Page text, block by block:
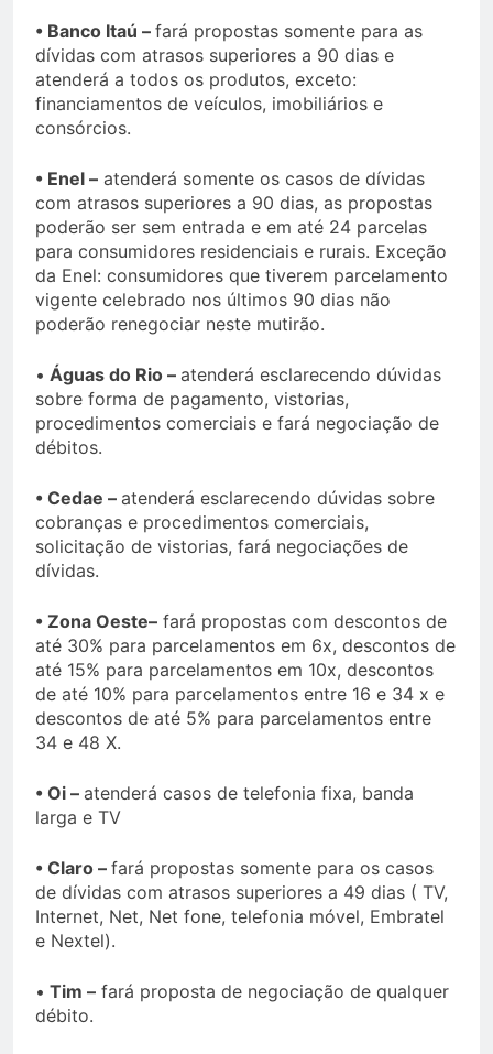
• Banco Itaú – fará propostas somente para as
dívidas com atrasos superiores a 90 dias e
atenderá a todos os produtos, exceto:
financiamentos de veículos, imobiliários e
consórcios.
• Enel – atenderá somente os casos de dívidas
com atrasos superiores a 90 dias, as propostas
poderão ser sem entrada e em até 24 parcelas
para consumidores residenciais e rurais. Exceção
da Enel: consumidores que tiverem parcelamento
vigente celebrado nos últimos 90 dias não
poderão renegociar neste mutirão.
• Águas do Rio – atenderá esclarecendo dúvidas
sobre forma de pagamento, vistorias,
procedimentos comerciais e fará negociação de
débitos.
• Cedae – atenderá esclarecendo dúvidas sobre
cobranças e procedimentos comerciais,
solicitação de vistorias, fará negociações de
dívidas.
• Zona Oeste– fará propostas com descontos de
até 30% para parcelamentos em 6x, descontos de
até 15% para parcelamentos em 10x, descontos
de até 10% para parcelamentos entre 16 e 34 x e
descontos de até 5% para parcelamentos entre
34 e 48 X.
• Oi – atenderá casos de telefonia fixa, banda
larga e TV
• Claro – fará propostas somente para os casos
de dívidas com atrasos superiores a 49 dias ( TV,
Internet, Net, Net fone, telefonia móvel, Embratel
e Nextel).
• Tim – fará proposta de negociação de qualquer
débito.